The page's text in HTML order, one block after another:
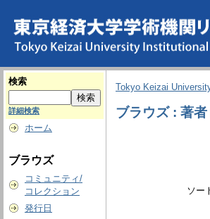
検索
詳細検索
ホーム
ブラウズ
コミュニティ/
コレクション
発行日
Tokyo Keizai
ブラウズ : 著者
ソー